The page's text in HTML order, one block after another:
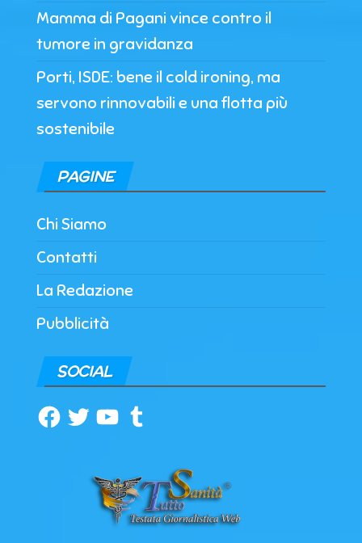
Mamma di Pagani vince contro il
tumore in gravidanza
Porti, ISDE: bene il cold ironing, ma
servono rinnovabili e una flotta più
sostenibile
PAGINE
Chi Siamo
Contatti
La Redazione
Pubblicità
SOCIAL
Facebook
TwitterYouTubeTumblr